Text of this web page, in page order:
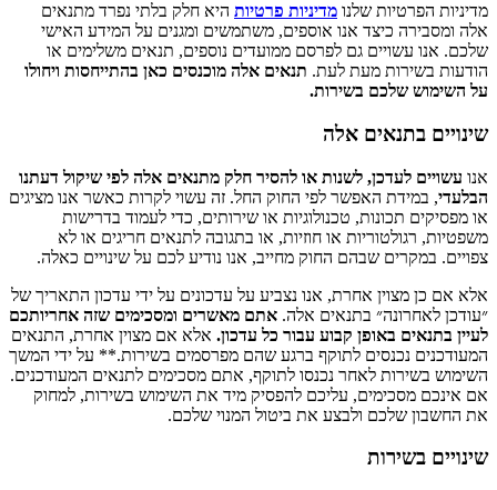
מדיניות הפרטיות שלנו מדיניות פרטיות היא חלק בלתי נפרד מתנאים
אלה ומסבירה כיצד אנו אוספים, משתמשים ומגנים על המידע האישי
שלכם. אנו עשויים גם לפרסם ממועדים נוספים, תנאים משלימים או
הודעות בשירות מעת לעת. תנאים אלה מוכנסים כאן בהתייחסות ויחולו
על השימוש שלכם בשירות.
שינויים בתנאים אלה
אנו עשויים לעדכן, לשנות או להסיר חלק מתנאים אלה לפי שיקול דעתנו
הבלעדי, במידת האפשר לפי החוק החל. זה עשוי לקרות כאשר אנו מציגים
או מפסיקים תכונות, טכנולוגיות או שירותים, כדי לעמוד בדרישות
משפטיות, רגולטוריות או חוזיות, או בתגובה לתנאים חריגים או לא
צפויים. במקרים שבהם החוק מחייב, אנו נודיע לכם על שינויים כאלה.
אלא אם כן מצוין אחרת, אנו נצביע על עדכונים על ידי עדכון התאריך של
״עודכן לאחרונה״ בתנאים אלה. אתם מאשרים ומסכימים שזה אחריותכם
לעיין בתנאים באופן קבוע עבור כל עדכון. אלא אם מצוין אחרת, התנאים
המעודכנים נכנסים לתוקף ברגע שהם מפרסמים בשירות.** על ידי המשך
השימוש בשירות לאחר נכנסו לתוקף, אתם מסכימים לתנאים המעודכנים.
אם אינכם מסכימים, עליכם להפסיק מיד את השימוש בשירות, למחוק
את החשבון שלכם ולבצע את ביטול המנוי שלכם.
שינויים בשירות